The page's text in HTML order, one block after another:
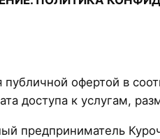
офертой в
доступа к услугам,
предприниматель